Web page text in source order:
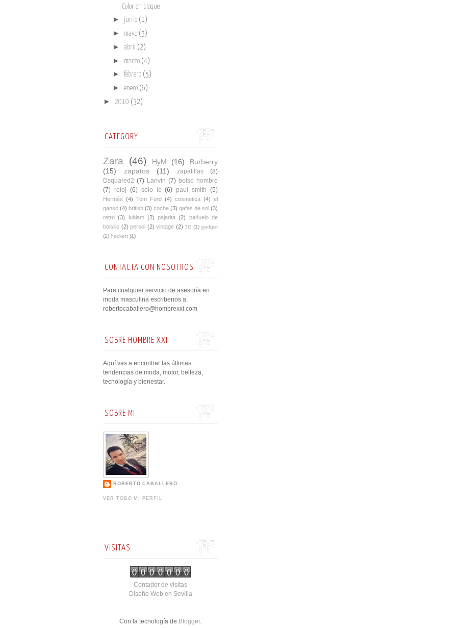
Color en bloque
► junio (1)
► mayo (5)
► abril (2)
► marzo (4)
► febrero (5)
► enero (6)
► 2010 (32)
CATEGORY
Zara (46) HyM (16)
Burberry
(15)
zapatos (11) zapatillas
(8)
Dsquared2 (7) Lanvin (7) bolso hombre
(7) reloj (6) solo io (6) paul smith (5)
Hermés (4) Tom Ford (4) cosmetica (4) el
ganso (4) british (3) coche (3) gafas de sol (3)
retro (3) lubiam (2) pajarita (2)
pañuelo de
bolsillo (2) persol (2) vintage (2) 3D (1) gadget
(1) hackett (1)
CONTACTA CON NOSOTROS
Para cualquier servicio de asesoría en
moda masculina escribenos a:
robertocaballero@hombrexxi.com
SOBRE HOMBRE XXI
Aquí vas a encontrar las últimas
tendencias de moda, motor, belleza,
tecnología y bienestar.
SOBRE MI
ROBERTO CABALLERO
VER TODO MI PERFIL
VISITAS
Contador de visitas
Diseño Web en Sevilla
Con la tecnología de Blogger.